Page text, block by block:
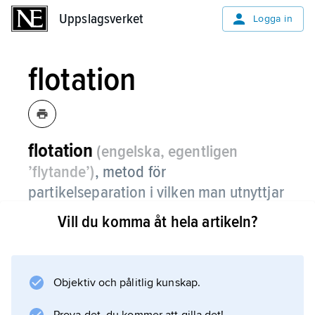
Uppslagsverket Logga in
flotation
flotation (engelska, egentligen
’flytande’), metod för
partikelseparation i vilken man utnyttjar
skillnaden i vätbarhet hos partiklar.
att generera små bubblor. Partiklar som väts
Vill du komma åt hela artikeln?
Objektiv och pålitlig kunskap.